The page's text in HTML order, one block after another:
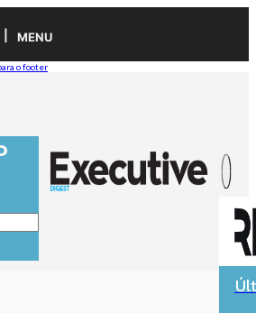
MENU
o footer